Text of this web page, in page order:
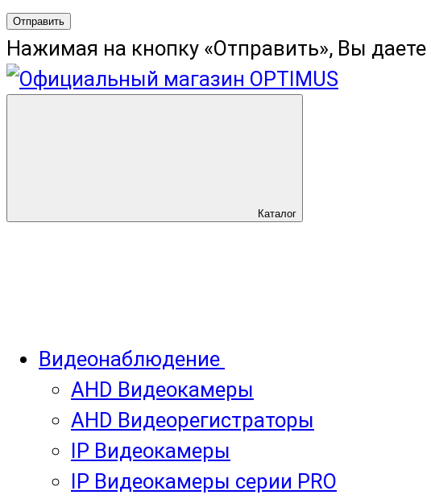
Отправить
Нажимая на кнопку «Отправить», Вы даете
Каталог
Видеонаблюдение
AHD Видеокамеры
AHD Видеорегистраторы
IP Видеокамеры
IP Видеокамеры серии PRO